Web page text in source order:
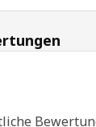
Bewertung: 4.7